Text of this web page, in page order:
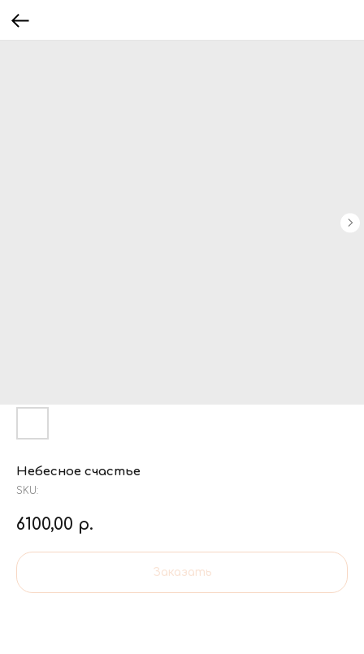
Небесное счастье
SKU:
6100,00 р.
Заказать